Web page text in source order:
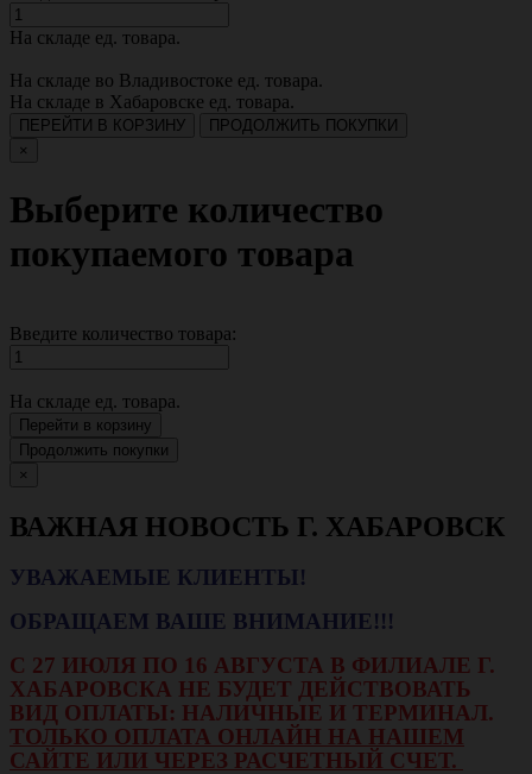
На складе ед. товара.
На складе во Владивостоке ед. товара.
На складе в Хабаровске ед. товара.
ПЕРЕЙТИ В КОРЗИНУ
ПРОДОЛЖИТЬ ПОКУПКИ
×
Выберите количество
покупаемого товара
Введите количество товара:
На складе ед. товара.
Перейти в корзину
Продолжить покупки
×
ВАЖНАЯ НОВОСТЬ Г. ХАБАРОВСК
УВАЖАЕМЫЕ КЛИЕНТЫ!
ОБРАЩАЕМ ВАШЕ ВНИМАНИЕ!!!
С 27 ИЮЛЯ ПО 16 АВГУСТА В ФИЛИАЛЕ Г.
ХАБАРОВСКА НЕ БУДЕТ ДЕЙСТВОВАТЬ
ВИД ОПЛАТЫ: НАЛИЧНЫЕ И ТЕРМИНАЛ.
ТОЛЬКО ОПЛАТА ОНЛАЙН НА НАШЕМ
САЙТЕ ИЛИ ЧЕРЕЗ РАСЧЕТНЫЙ СЧЕТ.